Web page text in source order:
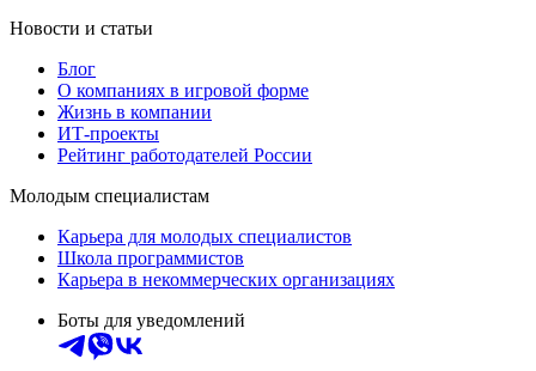
Новости и статьи
Блог
О компаниях в игровой форме
Жизнь в компании
ИТ-проекты
Рейтинг работодателей России
Молодым специалистам
Карьера для молодых специалистов
Школа программистов
Карьера в некоммерческих организациях
Боты для уведомлений